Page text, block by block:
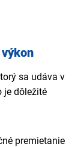
sa udáva v
je dôležité
premietanie